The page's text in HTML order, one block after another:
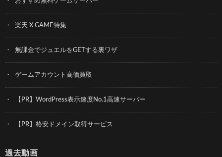
楽天 X GAME特集
無課金でジュエルをGETする裏ワザ
ゲームアカウント高価買取
【PR】WordPress表示速度No.1高速サーバー
【PR】格安ドメイン取得サービス
過去動画